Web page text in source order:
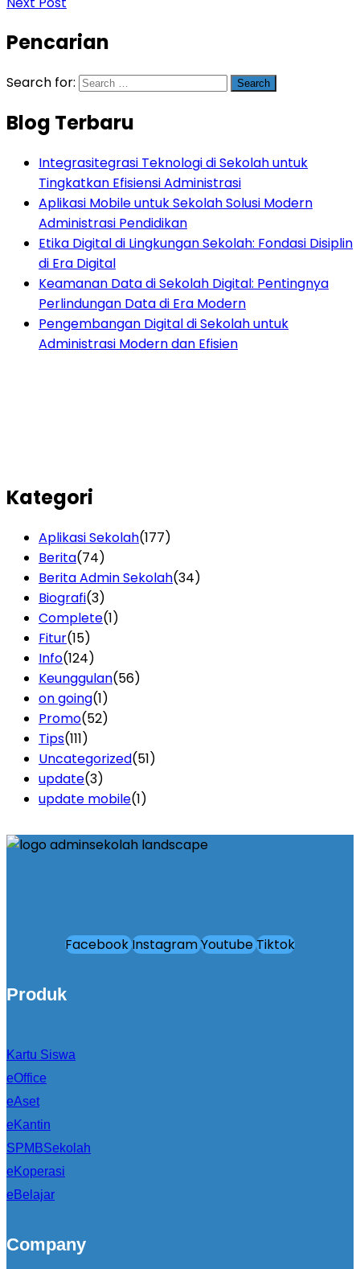
Pencarian
Search for:
Blog Terbaru
Integrasitegrasi Teknologi di Sekolah untuk
Tingkatkan Efisiensi Administrasi
Aplikasi Mobile untuk Sekolah Solusi Modern
Administrasi Pendidikan
Etika Digital di Lingkungan Sekolah: Fondasi Disiplin
di Era Digital
Keamanan Data di Sekolah Digital: Pentingnya
Perlindungan Data di Era Modern
Pengembangan Digital di Sekolah untuk
Administrasi Modern dan Efisien
Kategori
Aplikasi Sekolah(177)
Berita(74)
Berita Admin Sekolah(34)
Biografi(3)
Complete(1)
Fitur(15)
Info(124)
Keunggulan(56)
on going(1)
Promo(52)
Tips(111)
Uncategorized(51)
update(3)
update mobile(1)
FacebookInstagramYoutubeTiktok
Produk
Kartu Siswa
eOffice
eAset
eKantin
SPMBSekolah
eKoperasi
eBelajar
Company